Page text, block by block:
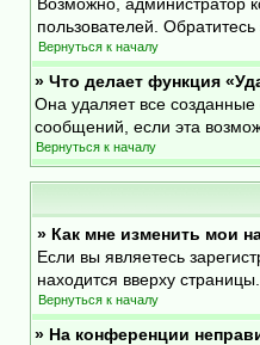
пользователей.
Вернуться к началу
» Что делает функция
Она удаляет все
сообщений, если эта
Вернуться к началу
» Как мне изменить мои
Если вы являетесь
находится вверху
Вернуться к началу
» На конференции